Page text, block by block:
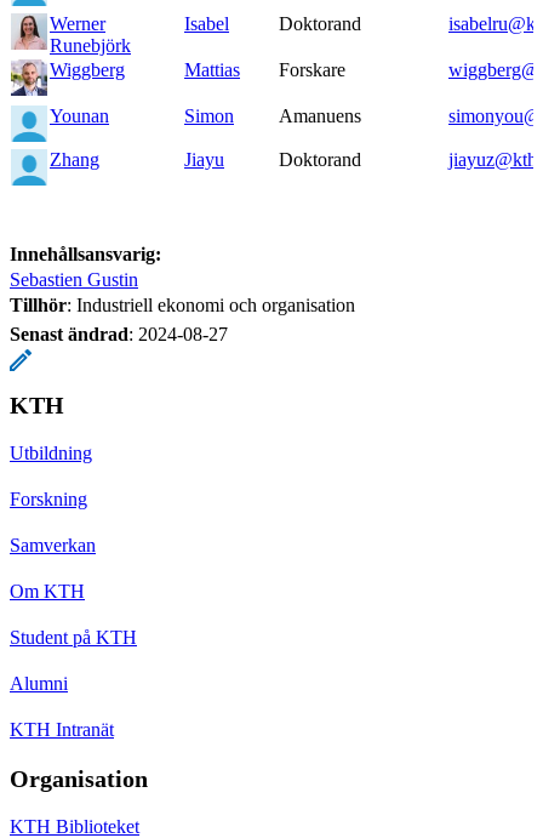
Werner
Runebjörk
Isabel Doktorand
Wiggberg Mattias Forskare
Younan Simon Amanuens
Zhang Jiayu Doktorand
Innehållsansvarig:
Sebastien Gustin
Tillhör: Industriell ekonomi och organisation
Senast ändrad: 2024-08-27
KTH
Utbildning
Forskning
Samverkan
Om KTH
Student på KTH
Alumni
KTH Intranät
Organisation
KTH Biblioteket